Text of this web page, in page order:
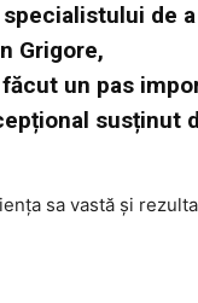
de
Grigore,
un pas
susținut
sa vastă și